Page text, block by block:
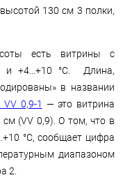
130 см 3 полки,
есть витрины с
и +4...+10 °С. Длина,
в названии
0,9-1 — это витрина
(VV 0,9). О том, что в
°С, сообщает цифра
диапазоном
2.